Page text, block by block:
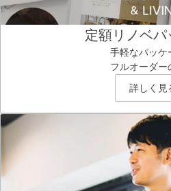
定額リノベパ
手軽なパッケ
フルオーダー
詳しく見